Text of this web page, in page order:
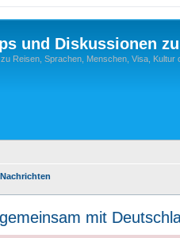
und Diskussionen
Reisen, Sprachen, Menschen, Visa, Kultur
mit